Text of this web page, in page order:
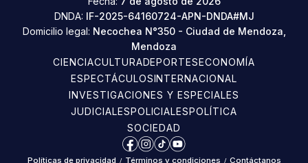
DNDA: IF-2025-64160724-APN-DNDA#MJ
Domicilio legal: Necochea N°350 - Ciudad de Mendoza,
Mendoza
CIENCIACULTURADEPORTESECONOMÍA
ESPECTÁCULOSINTERNACIONAL
INVESTIGACIONES Y ESPECIALES
JUDICIALESPOLICIALESPOLÍTICA
SOCIEDAD
Facebook
Instagram
TikTokYouTube
Políticas de privacidad / Términos y condiciones / Contáctanos